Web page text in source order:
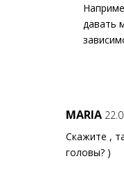
давать
MARIA
Скажите ,
головы? )